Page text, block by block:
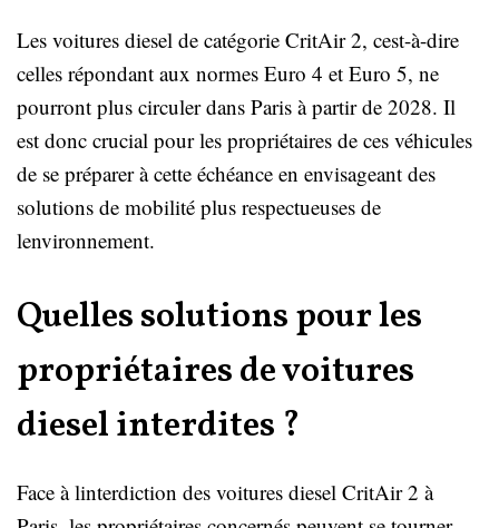
Les voitures diesel de catégorie CritAir 2, cest-à-dire
celles répondant aux normes Euro 4 et Euro 5, ne
pourront plus circuler dans Paris à partir de 2028. Il
est donc crucial pour les propriétaires de ces véhicules
de se préparer à cette échéance en envisageant des
solutions de mobilité plus respectueuses de
lenvironnement.
Quelles solutions pour les
propriétaires de voitures
diesel interdites ?
Face à linterdiction des voitures diesel CritAir 2 à